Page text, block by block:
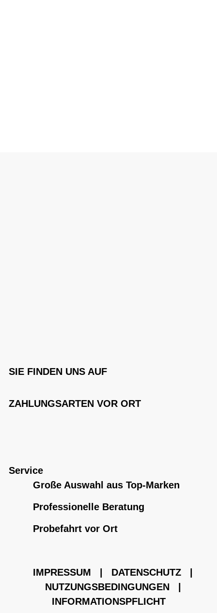
SIE FINDEN UNS AUF
ZAHLUNGSARTEN VOR ORT
Service
Große Auswahl aus Top-Marken
Professionelle Beratung
Probefahrt vor Ort
IMPRESSUM DATENSCHUTZ
NUTZUNGSBEDINGUNGEN
INFORMATIONSPFLICHT